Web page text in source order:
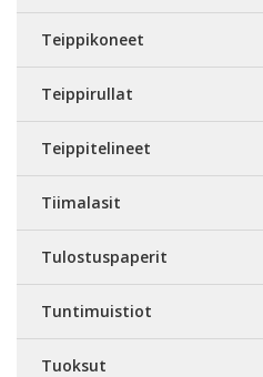
Teippikoneet
Teippirullat
Teippitelineet
Tiimalasit
Tulostuspaperit
Tuntimuistiot
Tuoksut